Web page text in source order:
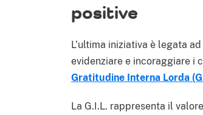
positive
L’ultima iniziativa è legata
evidenziare e incoraggiare i
Gratitudine Interna Lorda
La G.I.L. rappresenta il